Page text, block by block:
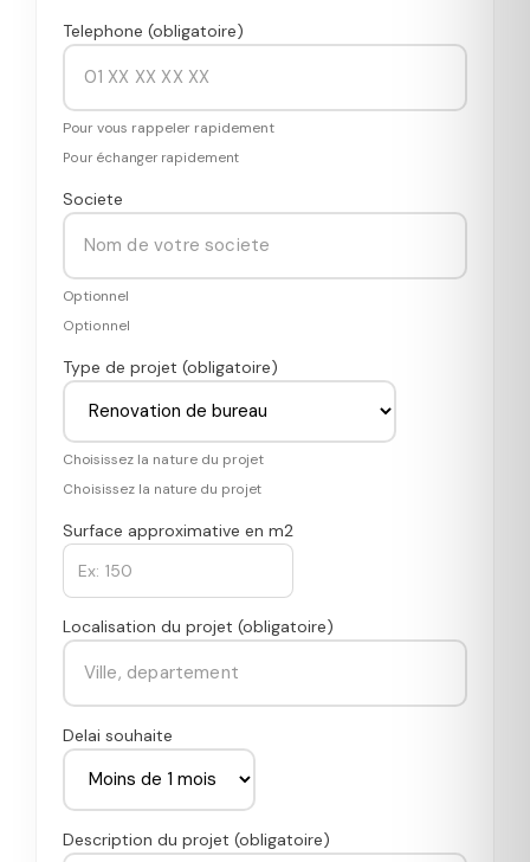
Telephone (obligatoire)
Pour vous rappeler rapidement
Pour échanger rapidement
Societe
Optionnel
Optionnel
Type de projet (obligatoire)
Choisissez la nature du projet
Choisissez la nature du projet
Surface approximative en m2
Localisation du projet (obligatoire)
Delai souhaite
Description du projet (obligatoire)